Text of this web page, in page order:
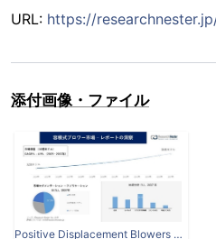
URL: https://
添付画像・ファイル
Positive Displacement Blowers Market.JPG